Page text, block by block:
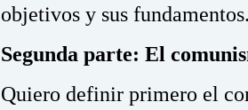
objetivos y sus
Segunda parte: El
Quiero definir primero el